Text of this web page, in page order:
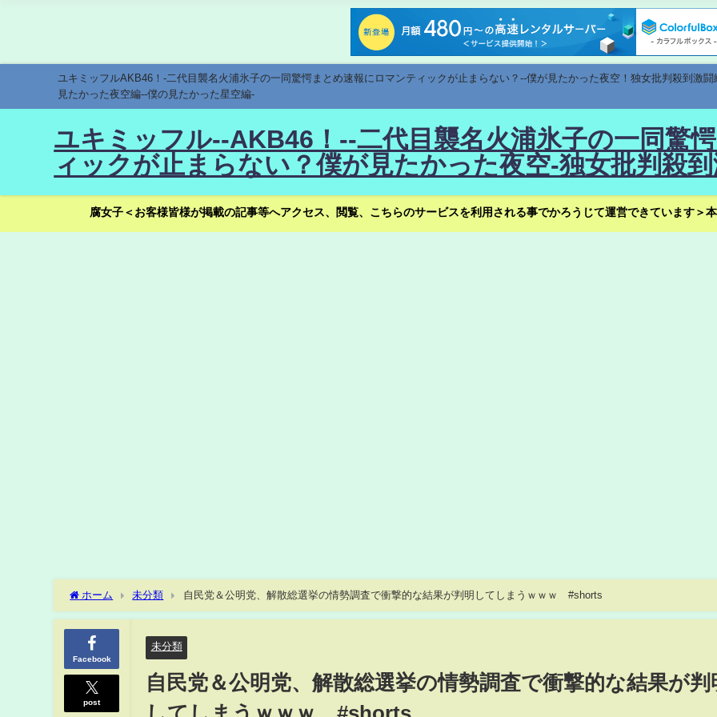
ユキミッフルAKB46！-二代目襲名火浦氷子の一同驚愕まとめ速報にロマンティックが止まらない？--僕が見たかった夜空！独女批判殺到激
見たかった夜空編--僕の見たかった星空編-
ユキミッフル--AKB46！--二代目襲名火浦氷子の一同驚
ィックが止まらない？僕が見たかった夜空-独女批判殺
腐女子＜お客様皆様が掲載の記事等へアクセス、閲覧、こちらのサービスを利用される事でかろうじて運営できています＞
ホーム 未分類 自民党＆公明党、解散総選挙の情勢調査で衝撃的な結果が判明してしまうｗｗｗ #shorts
Facebook
post
未分類
自民党＆公明党、解散総選挙の情勢調査で衝撃的な結果が判
してしまうｗｗｗ #shorts